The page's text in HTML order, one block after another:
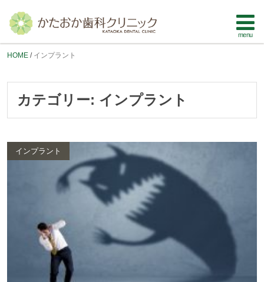
HOME インプラント
カテゴリー: インプラント
インプラント